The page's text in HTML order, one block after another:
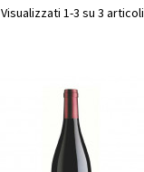
Visualizzati 1-3 su 3 articoli